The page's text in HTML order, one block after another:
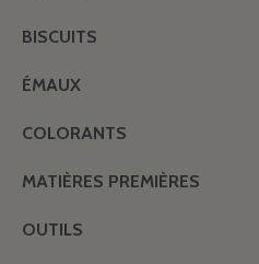
BISCUITS
ÉMAUX
COLORANTS
MATIÈRES PREMIÈRES
OUTILS